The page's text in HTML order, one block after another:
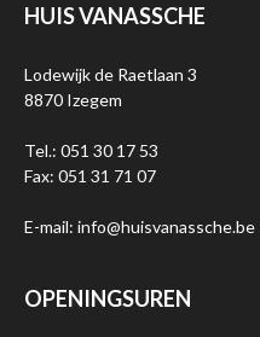
HUIS VANASSCHE
Lodewijk de Raetlaan 3
8870 Izegem
Tel.: 051 30 17 53
Fax: 051 31 71 07
E-mail: info@huisvanassche.be
OPENINGSUREN